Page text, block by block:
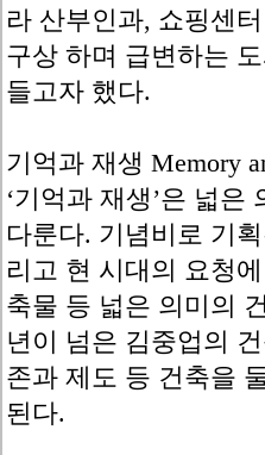
라 산부인과, 쇼핑센
구상 하며 급변하는
들고자 했다.
기억과 재생 Memory
‘기억과 재생’은 넓
다룬다. 기념비로 기
리고 현 시대의 요청
축물 등 넓은 의미의
년이 넘은 김중업의
존과 제도 등 건축을
된다.